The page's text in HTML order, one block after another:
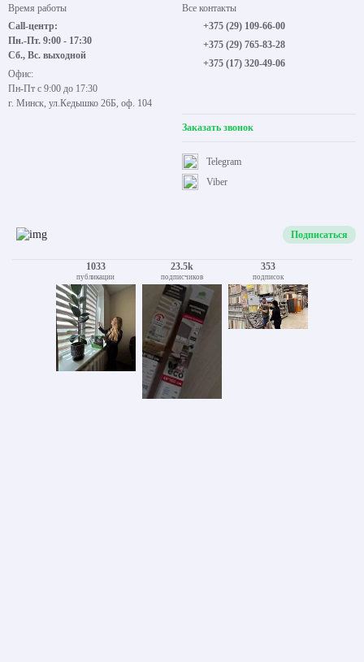
Время работы
Call-центр:
Пн.-Пт. 9:00 - 17:30
Сб., Вс. выходной
Офис:
Пн-Пт с 9:00 до 17:30
г. Минск, ул.Кедышко 26Б, оф. 104
Все контакты
+375 (29) 109-66-00
+375 (29) 765-83-28
+375 (17) 320-49-06
Заказать звонок
Viber
Telegram
Подписаться
1033
публикации
23.5k
подписчиков
353
подписок